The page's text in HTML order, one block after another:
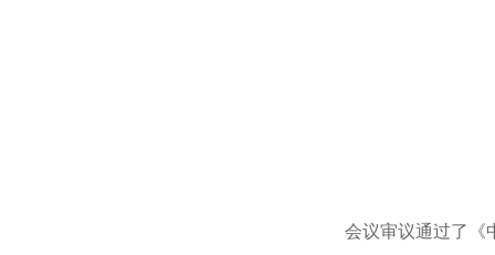
会议审议通过了《